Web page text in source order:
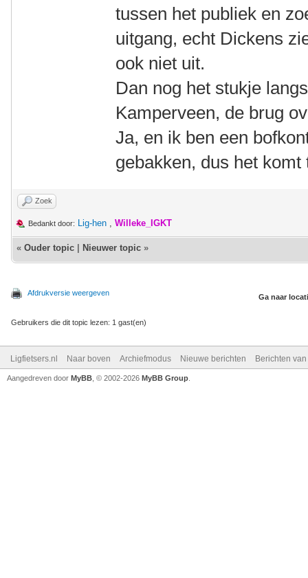
tussen het publiek en
uitgang, echt Dickens
ook niet uit.
Dan nog het stukje
Kamperveen, de brug
Ja, en ik ben een
gebakken, dus het komt
Zoek
Bedankt door: Lig-hen , Willeke_IGKT
« Ouder topic Nieuwer topic »
Afdrukversie weergeven Ga naar
Gebruikers die dit topic lezen: 1 gast(en)
Ligfietsers.nl Naar boven Archiefmodus Nieuwe berichten Berichten
Aangedreven door MyBB , © 2002-2026 MyBB Group